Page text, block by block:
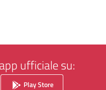
ufficiale su:
Play Store